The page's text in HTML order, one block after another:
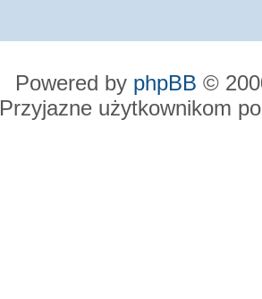
Powered by phpBB ©
Przyjazne użytkownikom